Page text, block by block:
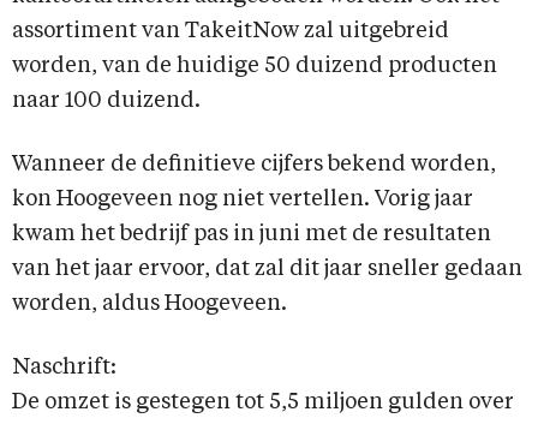
assortiment van TakeitNow zal uitgebreid
worden, van de huidige 50 duizend producten
naar 100 duizend.
Wanneer de definitieve cijfers bekend worden,
kon Hoogeveen nog niet vertellen. Vorig jaar
kwam het bedrijf pas in juni met de resultaten
van het jaar ervoor, dat zal dit jaar sneller gedaan
worden, aldus Hoogeveen.
Naschrift:
De omzet is gestegen tot 5,5 miljoen gulden over